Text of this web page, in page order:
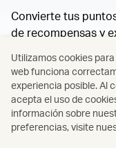
Convierte tus
de recompensas y
magníficos menús
0
Utilizamos cookies
web funciona
experiencia posible. Al
acepta el uso de
información sobre
preferencias, visite